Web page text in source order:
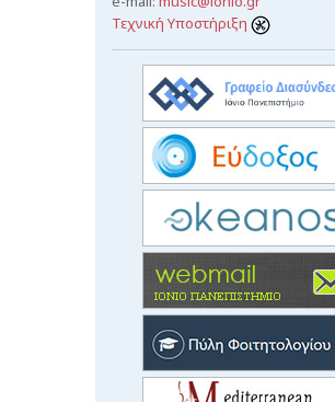
Τεχνική Υποστήριξη